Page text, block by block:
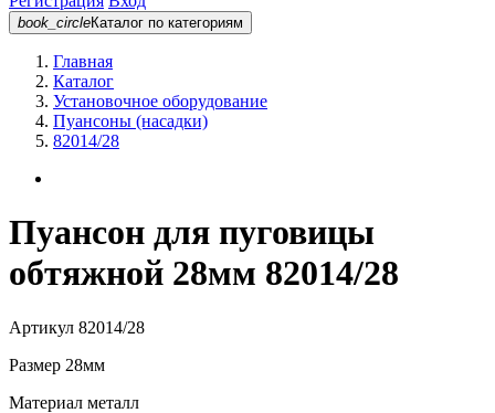
book_circleКаталог по категориям
Главная
Каталог
Установочное оборудование
Пуансоны (насадки)
82014/28
Пуансон для пуговицы
обтяжной 28мм 82014/28
Артикул 82014/28
Размер 28мм
Материал металл